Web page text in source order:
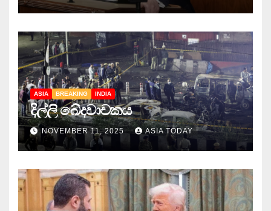
ASIA BREAKING INDIA
දිල්ලි ඛේදවාචකය
NOVEMBER 11, 2025 ASIA TODAY